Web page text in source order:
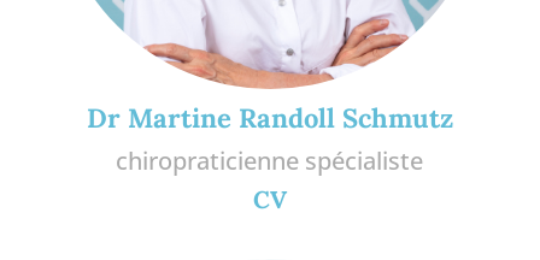
Dr Martine Randoll Schmutz
chiropraticienne spécialiste
CV